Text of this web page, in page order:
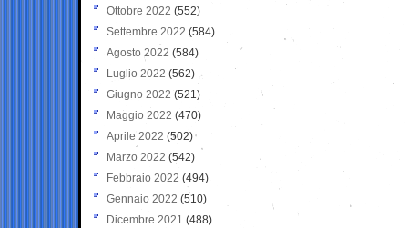
Ottobre 2022 (552)
Settembre 2022 (584)
Agosto 2022 (584)
Luglio 2022 (562)
Giugno 2022 (521)
Maggio 2022 (470)
Aprile 2022 (502)
Marzo 2022 (542)
Febbraio 2022 (494)
Gennaio 2022 (510)
Dicembre 2021 (488)